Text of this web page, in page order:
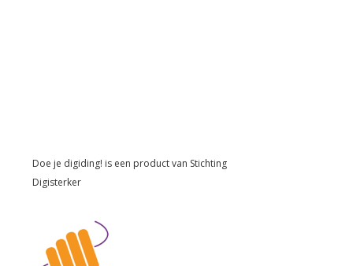
Doe je digiding! is een product van Stichting
Digisterker